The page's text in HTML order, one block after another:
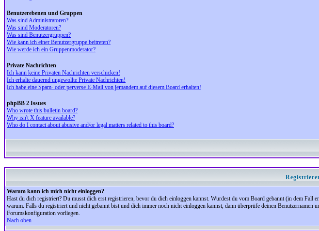
Benutzerebenen und Gruppen
Was sind Administratoren?
Was sind Moderatoren?
Was sind Benutzergruppen?
Wie kann ich einer Benutzergruppe beitreten?
Wie werde ich ein Gruppenmoderator?
Private Nachrichten
Ich kann keine Privaten Nachrichten verschicken!
Ich erhalte dauernd ungewollte Private Nachrichten!
Ich habe eine Spam- oder perverse E-Mail von jemandem auf diesem Board erhalten!
phpBB 2 Issues
Who wrote this bulletin board?
Why isn't X feature available?
Who do I contact about abusive and/or legal matters related to this board?
Warum kann ich mich nicht einloggen?
Hast du dich registriert? Du musst dich erst registrieren, bevor du dich einloggen kannst. Wurdest du vom Board gebannt (in dem
warum. Falls du registriert und nicht gebannt bist und dich immer noch nicht einloggen kannst, dann überprüfe deinen
Forumskonfiguration vorliegen.
Nach oben